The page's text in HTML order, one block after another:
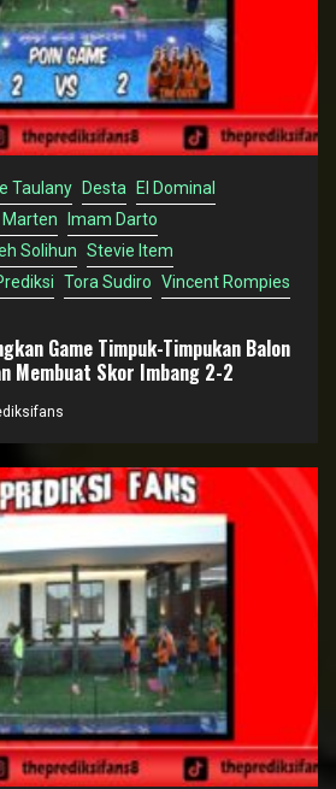
Taulany Desta El Dominal
Marten Imam Darto
Solihun Stevie Item
Tora Sudiro Vincent Rompies
Game Timpuk-Timpukan Balon
Membuat Skor Imbang 2-2